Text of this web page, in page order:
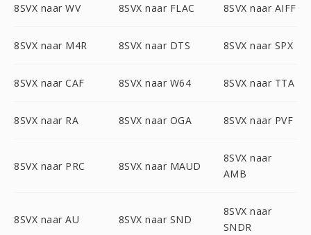
8SVX naar WV 8SVX naar FLAC 8SVX naar AIFF
8SVX naar M4R 8SVX naar DTS 8SVX naar SPX
8SVX naar CAF 8SVX naar W64 8SVX naar TTA
8SVX naar RA 8SVX naar OGA 8SVX naar PVF
8SVX naar PRC 8SVX naar MAUD
8SVX naar
AMB
8SVX naar AU 8SVX naar SND
8SVX naar
SNDR